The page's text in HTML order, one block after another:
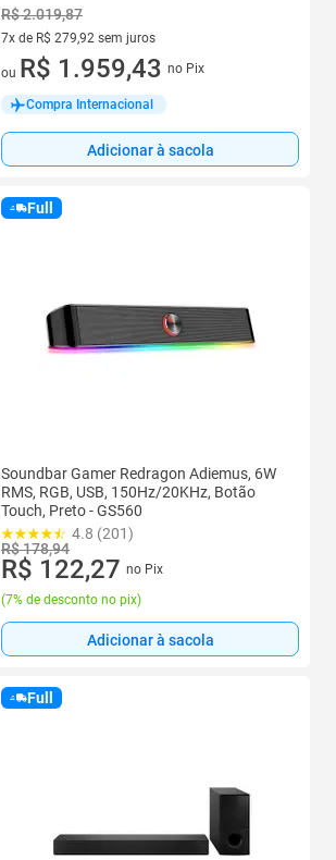
R$ 2.019,87
7x de R$ 279,92 sem juros
7 vez de R$ 279,92 sem juros
ou R$ 1.959,43 no Pix
Compra Internacional
Adicionar à sacola
Full
Soundbar Gamer Redragon Adiemus, 6W
RMS, RGB, USB, 150Hz/20KHz, Botão
Touch, Preto - GS560
4.8 (201)
R$ 178,94
R$ 122,27 no Pix
(7% de desconto no pix)
Adicionar à sacola
Full